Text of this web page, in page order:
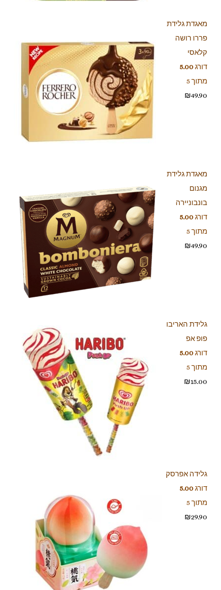
מאגדת גלידת
פררו רושה
קלאסי
דורג5.00
מתוך 5
₪49.90
מאגדת גלידת
מגנום
בונבוניירה
דורג5.00
מתוך 5
₪49.90
גלידת האריבו
פופ אפ
דורג5.00
מתוך 5
₪15.00
גלידה אפרסק
דורג5.00
מתוך 5
₪29.90